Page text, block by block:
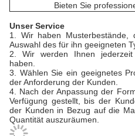
Bieten Sie
Unser Service
1. Wir haben
Auswahl des für ihn geeigneten
2. Wir werden Ihnen
haben.
3. Wählen Sie ein geeignetes
der Anforderung der Kunden.
4. Nach der Anpassung der
Verfügung gestellt, bis der
der Kunden in Bezug auf die
Quantität auszuräumen.